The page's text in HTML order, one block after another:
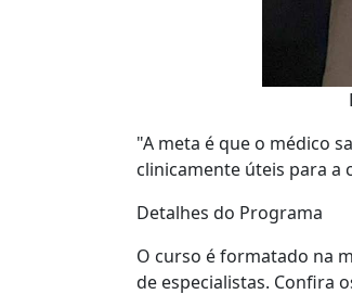
"A meta é que o médico
clinicamente úteis para a
Detalhes do Programa
O curso é formatado na
de especialistas. Confira